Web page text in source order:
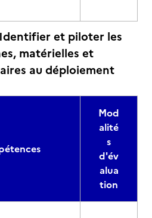
Identifier et piloter les
matérielles et
au déploiement
Mod
alité
s
d'év
alua
tion